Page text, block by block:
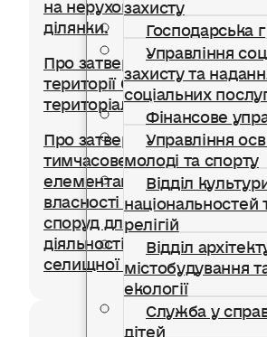
Господарська
Управління
захисту та
соціальних
Фінансове
Управління
молоді та спорту
Відділ
національностей
релігій
Відділ
містобудування
екології
Служба у
дітей
ділянки.
Про затвердження Правил
території Солотвинської
територіальної громади
Про затвердження
тимчасове користування
елементами благоустрою
власності для розміщення
споруд для провадження
діяльності на території
селищної територіальної